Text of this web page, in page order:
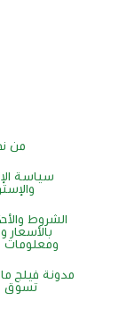
من
سياسة
الشروط
بالأسعار
ومعلومات
مدونة فيلج
تسوق